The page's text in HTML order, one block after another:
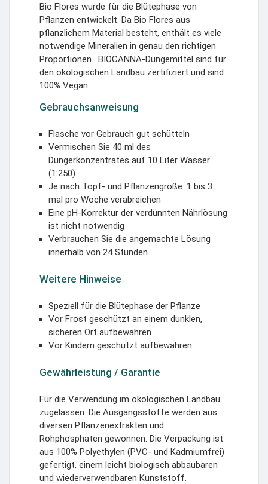
Bio Flores wurde für die Blütephase von
Pflanzen entwickelt. Da Bio Flores aus
pflanzlichem Material besteht, enthält es viele
notwendige Mineralien in genau den richtigen
Proportionen. BIOCANNA-Düngemittel sind für
den ökologischen Landbau zertifiziert und sind
100% Vegan.
Gebrauchsanweisung
Flasche vor Gebrauch gut schütteln
Vermischen Sie 40 ml des
Düngerkonzentrates auf 10 Liter Wasser
(1:250)
Je nach Topf- und Pflanzengröße: 1 bis 3
mal pro Woche verabreichen
Eine pH-Korrektur der verdünnten Nährlösung
ist nicht notwendig
Verbrauchen Sie die angemachte Lösung
innerhalb von 24 Stunden
Weitere Hinweise
Speziell für die Blütephase der Pflanze
Vor Frost geschützt an einem dunklen,
sicheren Ort aufbewahren
Vor Kindern geschützt aufbewahren
Gewährleistung / Garantie
Für die Verwendung im ökologischen Landbau
zugelassen. Die Ausgangsstoffe werden aus
diversen Pflanzenextrakten und
Rohphosphaten gewonnen. Die Verpackung ist
aus 100% Polyethylen (PVC- und Kadmiumfrei)
gefertigt, einem leicht biologisch abbaubaren
und wiederverwendbaren Kunststoff.